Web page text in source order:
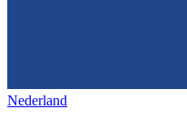
Nederland